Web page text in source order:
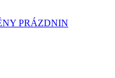
PRÁZDNIN